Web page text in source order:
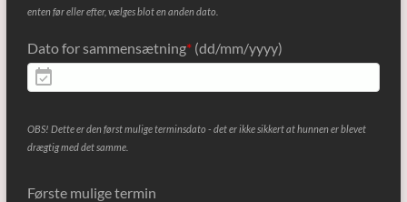
enten før eller efter, vælges blot en anden dato.
Dato for sammensætning* (dd/mm/yyyy)
OBS! Dette er den først mulige terminsdato - det er ikke sikkert at hunnen er blevet
drægtig med det samme.
Første mulige termin